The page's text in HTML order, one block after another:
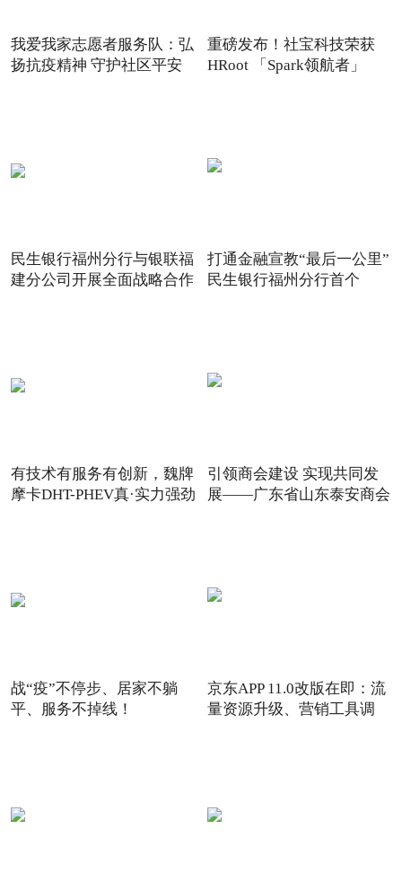
我爱我家志愿者服务队：弘
扬抗疫精神 守护社区平安
重磅发布！社宝科技荣获
HRoot 「Spark领航者」
民生银行福州分行与银联福
建分公司开展全面战略合作
打通金融宣教“最后一公里”
民生银行福州分行首个
有技术有服务有创新，魏牌
摩卡DHT-PHEV真·实力强劲
引领商会建设 实现共同发
展——广东省山东泰安商会
战“疫”不停步、居家不躺
平、服务不掉线！
京东APP 11.0改版在即：流
量资源升级、营销工具调